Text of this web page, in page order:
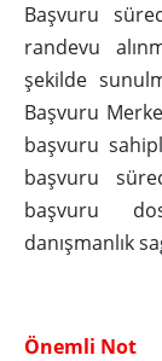
Başvuru
randevu
şekilde
Başvuru
başvuru
başvuru
başvuru
danışmanlık
Önemli Not